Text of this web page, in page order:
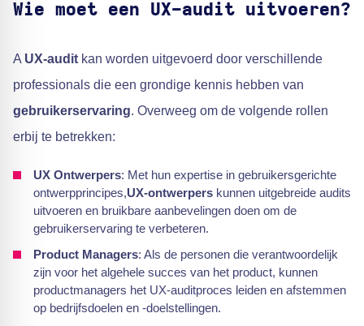
Wie moet een UX-audit uitvoeren?
A UX-audit kan worden uitgevoerd door verschillende
professionals die een grondige kennis hebben van
gebruikerservaring. Overweeg om de volgende rollen
erbij te betrekken:
UX Ontwerpers: Met hun expertise in gebruikersgerichte
ontwerpprincipes,UX-ontwerpers kunnen uitgebreide audits
uitvoeren en bruikbare aanbevelingen doen om de
gebruikerservaring te verbeteren.
Product Managers: Als de personen die verantwoordelijk
zijn voor het algehele succes van het product, kunnen
productmanagers het UX-auditproces leiden en afstemmen
op bedrijfsdoelen en -doelstellingen.